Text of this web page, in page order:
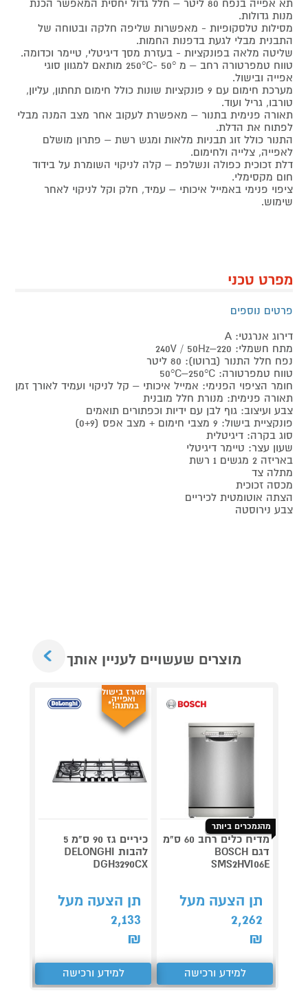
תא אפייה בנפח 80 ליטר – חלל גדול יחסית המאפשר הכנת
מנות גדולות.
מסילות טלסקופיות - מאפשרות שליפה חלקה ובטוחה של
התבנית מבלי לגעת בדפנות החמות.
שליטה מלאה בפונקציות - בעזרת מסך דיגיטלי, טיימר וכדומה.
טווח טמפרטורה רחב – מ 250°C- 50° מותאם למגוון סוגי
אפייה ובישול.
מערכת חימום עם 9 פונקציות שונות כולל חימום תחתון, עליון,
טורבו, גריל ועוד.
תאורה פנימית בתנור – מאפשרת לעקוב אחר מצב המנה מבלי
לפתוח את הדלת.
התנור כולל זוג תבניות מלאות ומגש רשת – פתרון מושלם
לאפייה, צלייה ולחימום.
דלת זכוכית כפולה ונשלפת – קלה לניקוי השומרת על בידוד
חום מקסימלי.
ציפוי פנימי באמייל איכותי – עמיד, חלק וקל לניקוי לאחר
שימוש.
מפרט טכני
פרטים נוספים
דירוג אנרגטי: A
מתח חשמלי: 240V / 50Hz–220
נפח חלל התנור (ברוטו): 80 ליטר
טווח טמפרטורה: 50°C–250°C
חומר הציפוי הפנימי: אמייל איכותי – קל לניקוי ועמיד לאורך זמן
תאורה פנימית: מנורת חלל מובנית
צבע ועיצוב: גוף לבן עם ידיות וכפתורים תואמים
פונקציית בישול: 9 מצבי חימום + מצב אפס (0+9)
סוג בקרה: דיגיטלית
שעון עצר: טיימר דיגיטלי
באריזה 2 מגשים 1 רשת
מתלה צד
מכסה זכוכית
הצתה אוטומטית לכיריים
צבע נירוסטה
מוצרים שעשויים לעניין אותך
מהנמכרים ביותר
מדיח כלים רחב 60 ס"מ
דגם BOSCH
SMS2HVI06E
תן הצעה מעל
2,262
₪
למידע ורכישה
מארז בישול
ואפייה
במתנה!*
כיריים גז 90 ס"מ 5
להבות DELONGHI
DGH3290CX
תן הצעה מעל
2,133
₪
למידע ורכישה